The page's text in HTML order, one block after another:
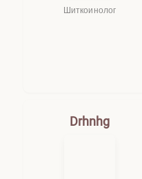
Шиткоинолог
Drhnhg